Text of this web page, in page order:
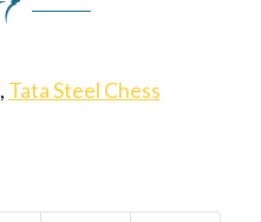
, Tata Steel Chess